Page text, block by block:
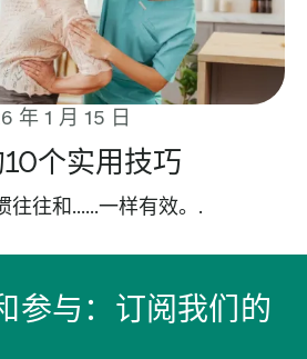
年 1 月 15 日
个实用技巧
往往和……一样有效。.
参与：订阅我们的